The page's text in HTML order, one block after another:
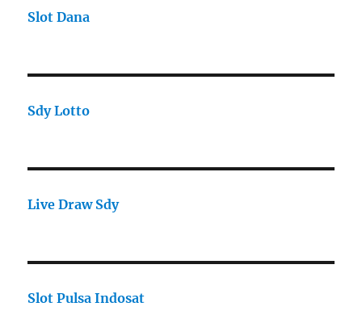
Slot Dana
Sdy Lotto
Live Draw Sdy
Slot Pulsa Indosat